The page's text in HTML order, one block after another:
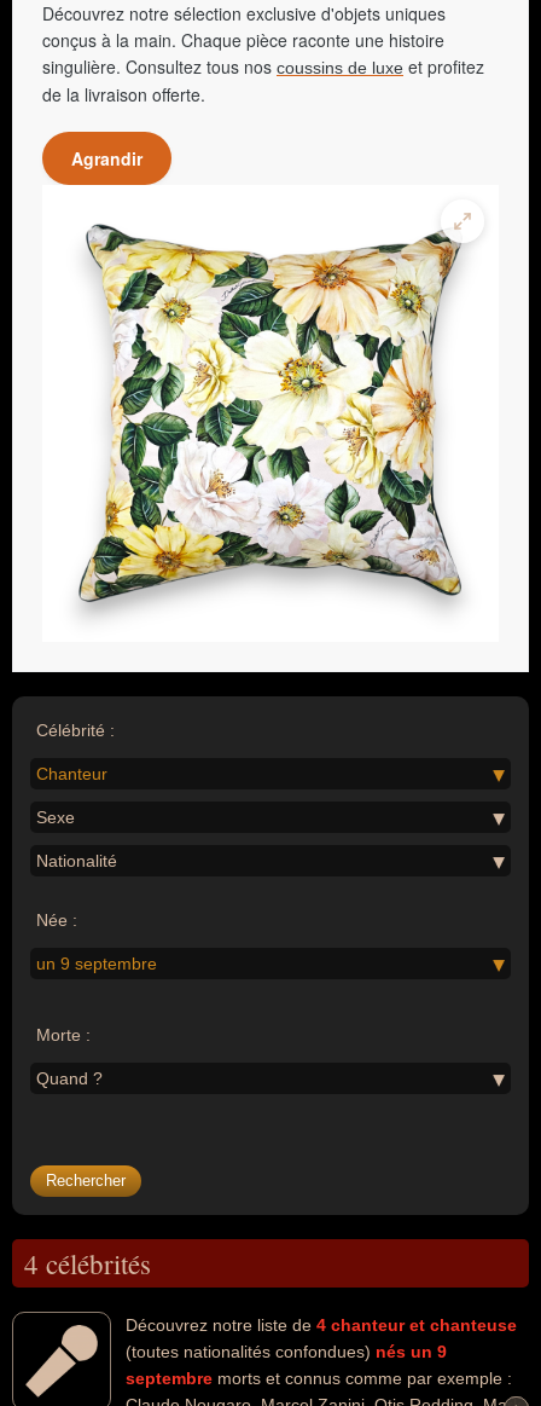
Découvrez notre sélection exclusive d'objets uniques
conçus à la main. Chaque pièce raconte une histoire
singulière. Consultez tous nos coussins de luxe et profitez
de la livraison offerte.
Agrandir
Célébrité :
Chanteur
Sexe
Nationalité
Née :
un 9 septembre
Morte :
Quand ?
4 célébrités
Découvrez notre liste de 4 chanteur et chanteuse
(toutes nationalités confondues) nés un 9
septembre morts et connus comme par exemple :